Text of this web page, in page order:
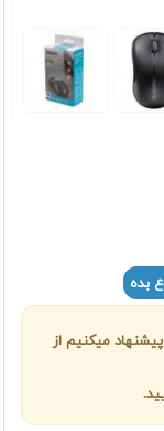
بده
میکنیم از